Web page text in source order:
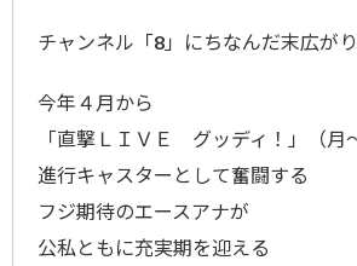
チャンネル「8」にちなんだ末広が
今年４月から
「直撃ＬＩＶＥ グッディ！」（月
進行キャスターとして奮闘する
フジ期待のエースアナが
公私ともに充実期を迎える